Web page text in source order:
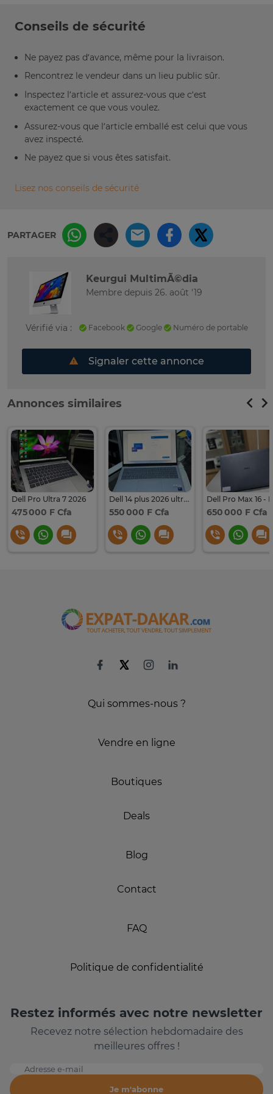
Conseils de sécurité
Ne payez pas d’avance, même pour la livraison.
Rencontrez le vendeur dans un lieu public sûr.
Inspectez l’article et assurez-vous que c’est
exactement ce que vous voulez.
Assurez-vous que l’article emballé est celui que vous
avez inspecté.
Ne payez que si vous êtes satisfait.
Lisez nos conseils de sécurité
PARTAGER
Keurgui MultimÃ©dia
Membre depuis 26. août '19
Vérifié via : Facebook Google Numéro de portable
Signaler cette annonce
Annonces similaires
Dell Pro Ultra 7 2026
475 000 F Cfa
Dell 14 plus 2026 ultra 7
550 000 F Cfa 650 000 F Cfa
Qui sommes-nous ?
Vendre en ligne
Boutiques
Deals
Blog
Contact
FAQ
Politique de confidentialité
Restez informés avec notre newsletter
Recevez notre sélection hebdomadaire des
meilleures offres !
Adresse e-mail
Je m'abonne